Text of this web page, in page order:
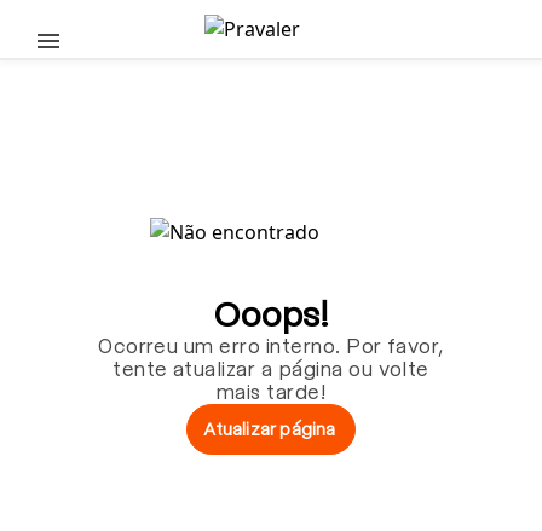
Pular para o conteúdo principal
Ooops!
Ocorreu um erro interno. Por favor,
tente atualizar a página ou volte
mais tarde!
Atualizar página